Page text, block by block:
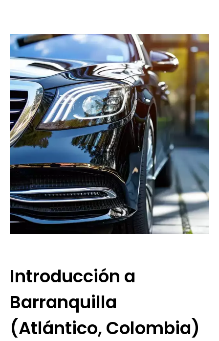
Introducción a
Barranquilla
(Atlántico, Colombia)